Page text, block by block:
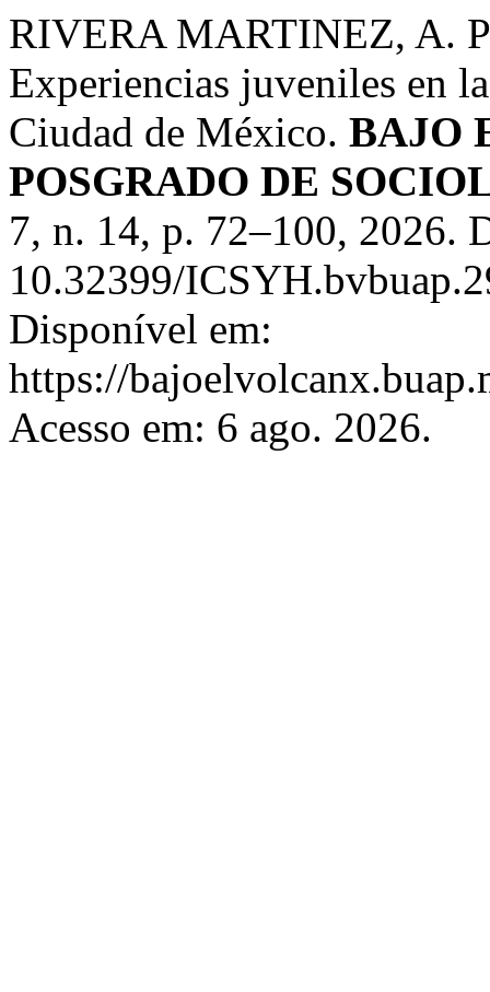
RIVERA MARTINEZ, A.
Experiencias juveniles en
Ciudad de México. BAJO
POSGRADO DE
7, n. 14, p. 72–100, 2026.
10.32399/
Disponível em:
https://
Acesso em: 6 ago. 2026.